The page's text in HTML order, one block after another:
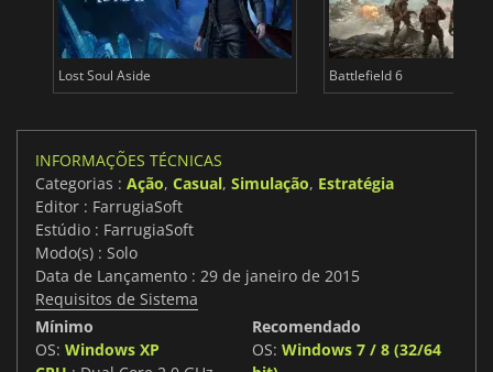
Lost Soul Aside Battlefield 6
INFORMAÇÕES TÉCNICAS
Categorias : Ação, Casual, Simulação, Estratégia
Editor : FarrugiaSoft
Estúdio : FarrugiaSoft
Modo(s) : Solo
Data de Lançamento : 29 de janeiro de 2015
Requisitos de Sistema
Mínimo
OS: Windows XP
Recomendado
OS: Windows 7 / 8 (32/64